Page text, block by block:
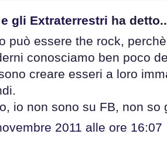
gli Extraterrestri ha
può essere the rock,
conosciamo ben poco
creare esseri a loro
io non sono su FB, non so
2011 alle ore 16:07